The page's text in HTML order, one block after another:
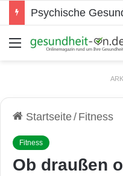
Psychische
Menü
Startseite/ Fitness
Fitness
Ob draußen